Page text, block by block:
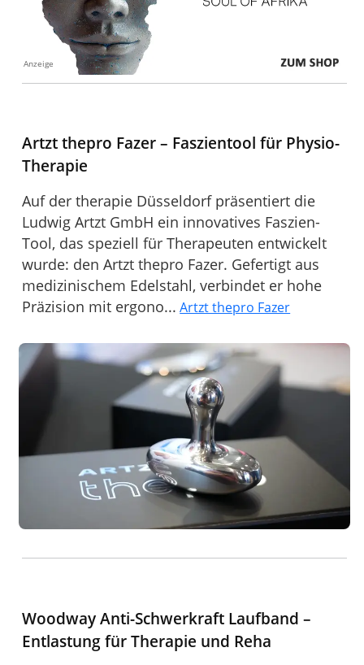
Anzeige
Artzt thepro Fazer – Faszientool für Physio-
Therapie
Auf der therapie Düsseldorf präsentiert die
Ludwig Artzt GmbH ein innovatives Faszien-
Tool, das speziell für Therapeuten entwickelt
wurde: den Artzt thepro Fazer. Gefertigt aus
medizinischem Edelstahl, verbindet er hohe
Präzision mit ergono... Artzt thepro Fazer
Woodway Anti-Schwerkraft Laufband –
Entlastung für Therapie und Reha